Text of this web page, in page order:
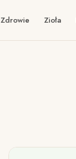
Zdrowie Zioła